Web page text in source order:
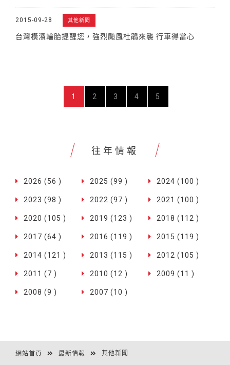
2015-09-28 其他新聞
台灣橫濱輪胎提醒您，強烈颱風杜鵑來襲 行車得當心
1 2 3 4 5
往年情報
2026 (56 ) 2025 (99 ) 2024 (100 )
2023 (98 ) 2022 (97 ) 2021 (100 )
2020 (105 ) 2019 (123 ) 2018 (112 )
2017 (64 ) 2016 (119 ) 2015 (119 )
2014 (121 ) 2013 (115 ) 2012 (105 )
2011 (7 ) 2010 (12 ) 2009 (11 )
2008 (9 ) 2007 (10 )
網站首頁 最新情報 其他新聞